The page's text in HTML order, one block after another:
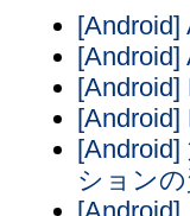
ションの